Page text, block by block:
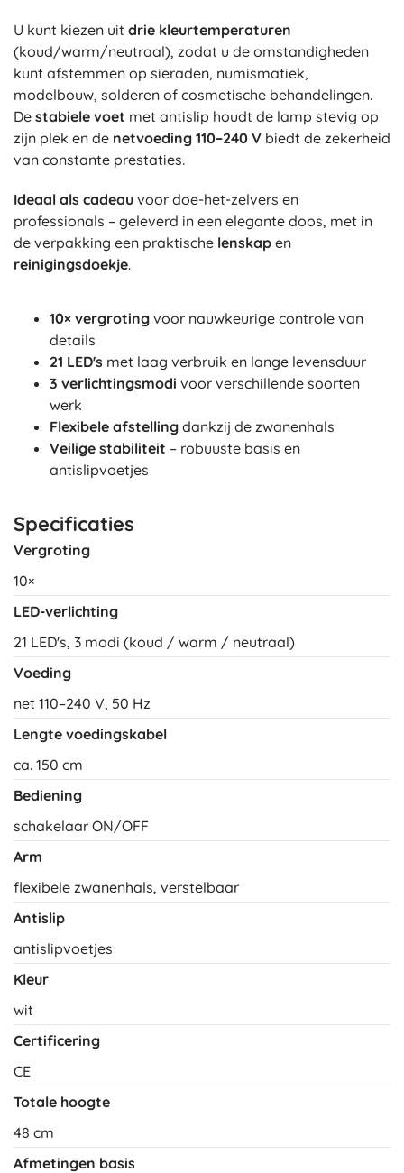
U kunt kiezen uit drie kleurtemperaturen
(koud/warm/neutraal), zodat u de omstandigheden
kunt afstemmen op sieraden, numismatiek,
modelbouw, solderen of cosmetische behandelingen.
De stabiele voet met antislip houdt de lamp stevig op
zijn plek en de netvoeding 110–240 V biedt de zekerheid
van constante prestaties.
Ideaal als cadeau voor doe-het-zelvers en
professionals – geleverd in een elegante doos, met in
de verpakking een praktische lenskap en
reinigingsdoekje.
10× vergroting voor nauwkeurige controle van
details
21 LED's met laag verbruik en lange levensduur
3 verlichtingsmodi voor verschillende soorten
werk
Flexibele afstelling dankzij de zwanenhals
Veilige stabiliteit – robuuste basis en
antislipvoetjes
Specificaties
Vergroting
10×
LED-verlichting
21 LED's, 3 modi (koud / warm / neutraal)
Voeding
net 110–240 V, 50 Hz
Lengte voedingskabel
ca. 150 cm
Bediening
schakelaar ON/OFF
Arm
flexibele zwanenhals, verstelbaar
Antislip
antislipvoetjes
Kleur
wit
Certificering
CE
Totale hoogte
48 cm
Afmetingen basis